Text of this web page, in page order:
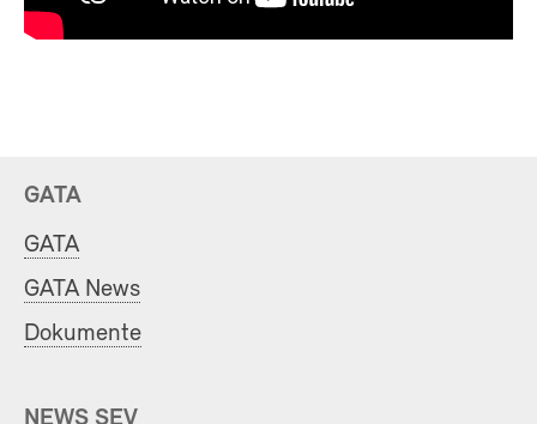
GATA
GATA
GATA News
Dokumente
NEWS SEV